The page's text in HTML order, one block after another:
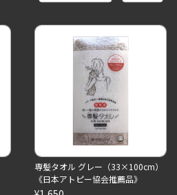
専髪タオル グレー（33×100cm）
《日本アトピー協会推薦品》